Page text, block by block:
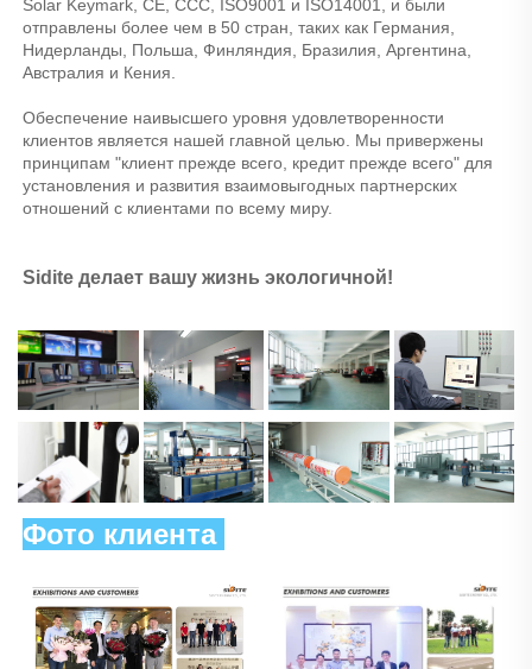
Solar Keymark, CE, CCC, ISO9001 и ISO14001, и были
отправлены более чем в 50 стран, таких как Германия,
Нидерланды, Польша, Финляндия, Бразилия, Аргентина,
Австралия и Кения.
Обеспечение наивысшего уровня удовлетворенности
клиентов является нашей главной целью. Мы привержены
принципам "клиент прежде всего, кредит прежде всего" для
установления и развития взаимовыгодных партнерских
отношений с клиентами по всему миру.
Sidite делает вашу жизнь экологичной!
Фото клиента